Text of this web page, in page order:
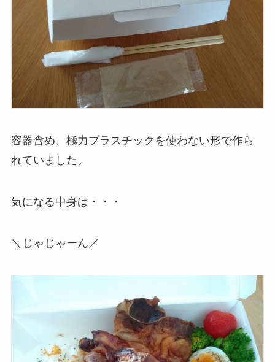
容器含め、極力プラスチックを使わない形で作ら
れていました。
気になる中身は・・・
＼じゃじゃーん／